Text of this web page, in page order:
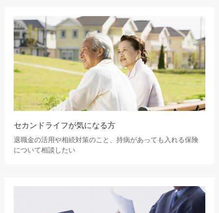
セカンドライフが気になる方
退職金の活用や相続対策のこと、持病があっても入れる保険
について相談したい